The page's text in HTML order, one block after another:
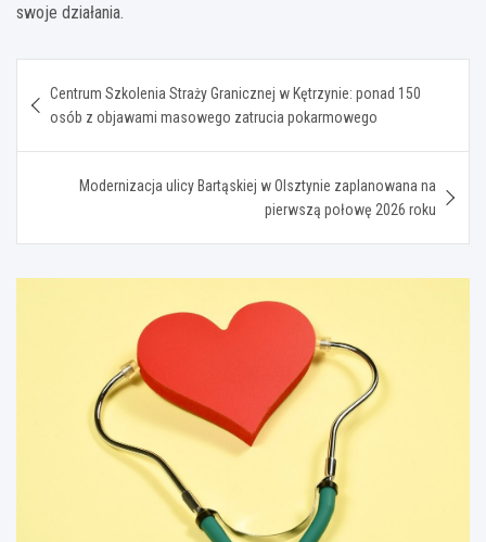
swoje działania.
wpisu
Centrum Szkolenia Straży Granicznej w Kętrzynie: ponad 150
osób z objawami masowego zatrucia pokarmowego
Modernizacja ulicy Bartąskiej w Olsztynie zaplanowana na
pierwszą połowę 2026 roku